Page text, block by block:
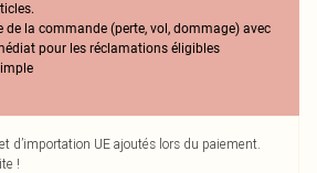
de la commande (perte, vol, dommage) avec
pour les réclamations éligibles
d’importation UE ajoutés lors du paiement.
!